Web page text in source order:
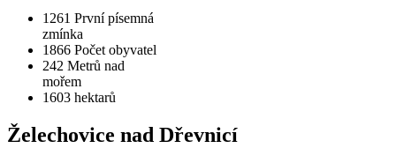
1261 První písemná
zmínka
1866 Počet obyvatel
242 Metrů nad
mořem
1603 hektarů
Želechovice nad Dřevnicí